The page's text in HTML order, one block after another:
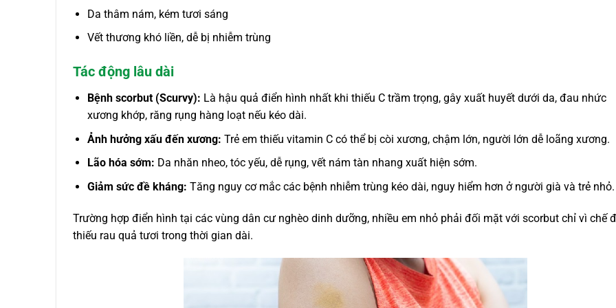
Da thâm nám, kém tươi sáng
Vết thương khó liền, dễ bị nhiễm trùng
Tác động lâu dài
Bệnh scorbut (Scurvy): Là hậu quả điển hình nhất khi thiếu C trầm trọng, gây xuất huyết dưới da, đau nhức
xương khớp, răng rụng hàng loạt nếu kéo dài.
Ảnh hưởng xấu đến xương: Trẻ em thiếu vitamin C có thể bị còi xương, chậm lớn, người lớn dễ loãng xương.
Lão hóa sớm: Da nhăn nheo, tóc yếu, dễ rụng, vết nám tàn nhang xuất hiện sớm.
Giảm sức đề kháng: Tăng nguy cơ mắc các bệnh nhiễm trùng kéo dài, nguy hiểm hơn ở người già và trẻ nhỏ.
Trường hợp điển hình tại các vùng dân cư nghèo dinh dưỡng, nhiều em nhỏ phải đối mặt với scorbut chỉ vì chế
thiếu rau quả tươi trong thời gian dài.